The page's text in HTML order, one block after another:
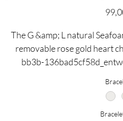
The G &amp; L natural
removable rose gold heart
bb3b-
Dieser Angelit-Stein erinnert
Meeres und ist bekannt